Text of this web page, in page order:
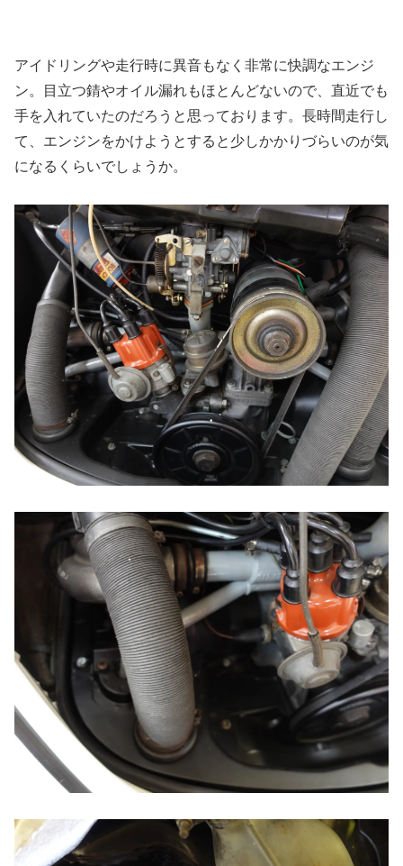
アイドリングや走行時に異音もなく非常に快調なエンジ
ン。目立つ錆やオイル漏れもほとんどないので、直近でも
手を入れていたのだろうと思っております。長時間走行し
て、エンジンをかけようとすると少しかかりづらいのが気
になるくらいでしょうか。